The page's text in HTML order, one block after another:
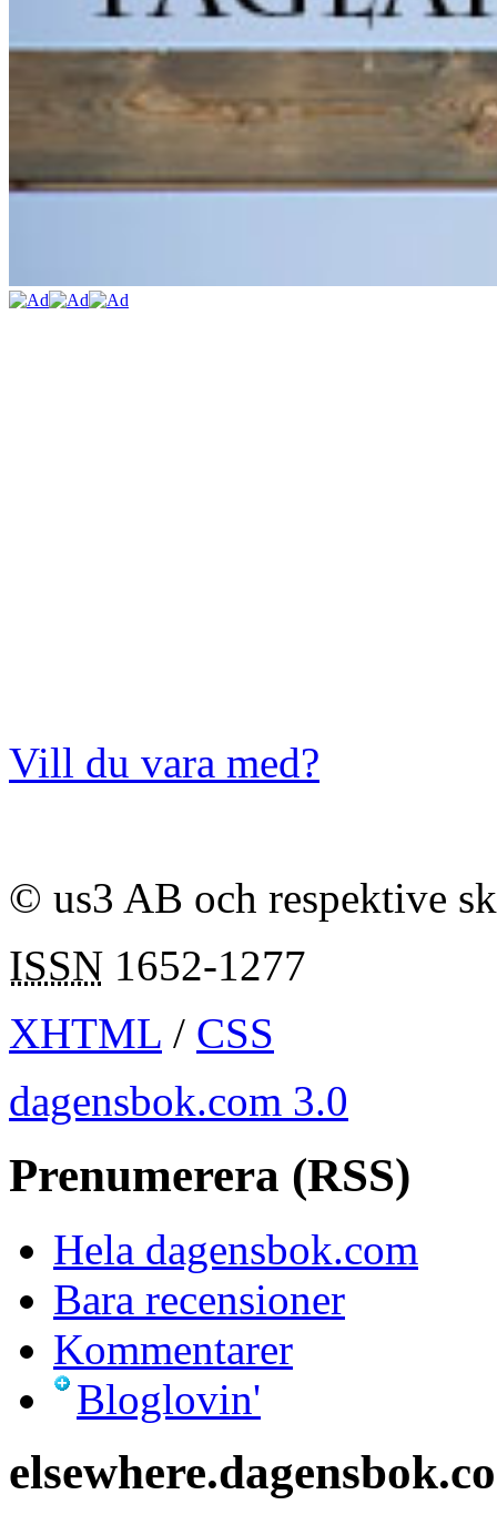
Vill du vara med?
© us3 AB och respektive
ISSN 1652-1277
XHTML / CSS
dagensbok.com 3.0
Prenumerera (RSS)
Hela dagensbok.com
Bara recensioner
Kommentarer
Bloglovin'